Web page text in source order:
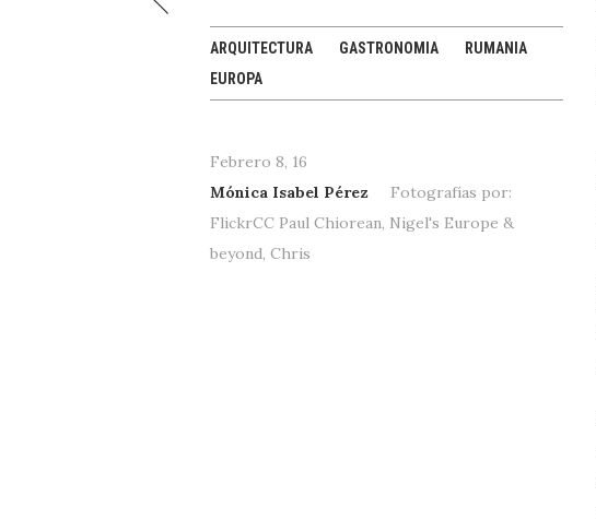
+
+
+
ARQUITECTURA GASTRONOMIA
RUMANIA
EUROPA
Febrero 8, 16
Mónica Isabel Pérez
Fotografías por:
FlickrCC Paul Chiorean, Nigel's Europe &
beyond, Chris